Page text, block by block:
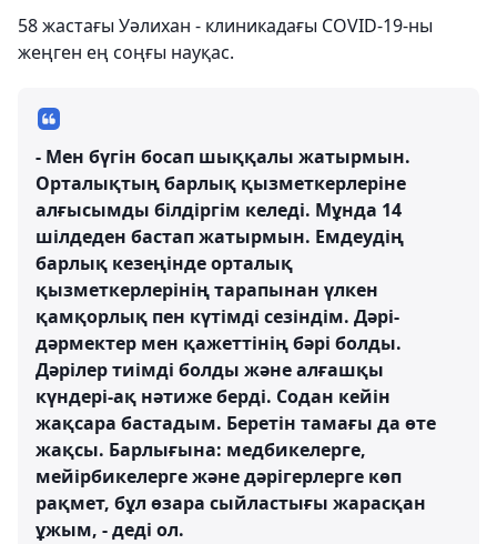
58 жастағы Уәлихан - клиникадағы COVID-19-ны
жеңген ең соңғы науқас.
- Мен бүгін босап шыққалы жатырмын.
Орталықтың барлық қызметкерлеріне
алғысымды білдіргім келеді. Мұнда 14
шілдеден бастап жатырмын. Емдеудің
барлық кезеңінде орталық
қызметкерлерінің тарапынан үлкен
қамқорлық пен күтімді сезіндім. Дәрі-
дәрмектер мен қажеттінің бәрі болды.
Дәрілер тиімді болды және алғашқы
күндері-ақ нәтиже берді. Содан кейін
жақсара бастадым. Беретін тамағы да өте
жақсы. Барлығына: медбикелерге,
мейірбикелерге және дәрігерлерге көп
рақмет, бұл өзара сыйластығы жарасқан
ұжым, - деді ол.